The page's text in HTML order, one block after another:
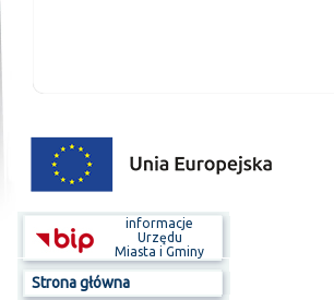
informacje
Urzędu
Miasta i Gminy
Strona główna